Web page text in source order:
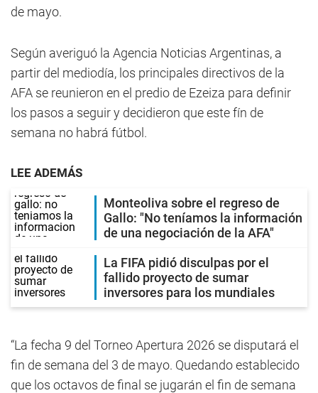
de mayo.
Según averiguó la Agencia Noticias Argentinas, a
partir del mediodía, los principales directivos de la
AFA se reunieron en el predio de Ezeiza para definir
los pasos a seguir y decidieron que este fín de
semana no habrá fútbol.
LEE ADEMÁS
Monteoliva sobre el regreso de
Gallo: "No teníamos la información
de una negociación de la AFA"
La FIFA pidió disculpas por el
fallido proyecto de sumar
inversores para los mundiales
“La fecha 9 del Torneo Apertura 2026 se disputará el
fin de semana del 3 de mayo. Quedando establecido
que los octavos de final se jugarán el fin de semana